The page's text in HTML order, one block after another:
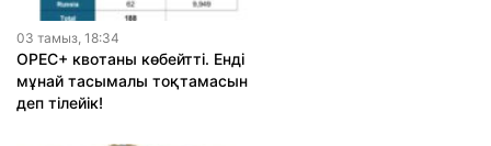
03 тамыз, 18:34
OPEC+ квотаны көбейтті. Енді
мұнай тасымалы тоқтамасын
деп тілейік!